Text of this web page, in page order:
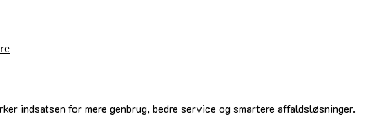
indsatsen for mere genbrug, bedre service og smartere affaldsløsninger.